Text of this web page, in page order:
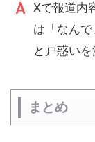
Xで報道内
は「なんで
と戸惑い
まとめ